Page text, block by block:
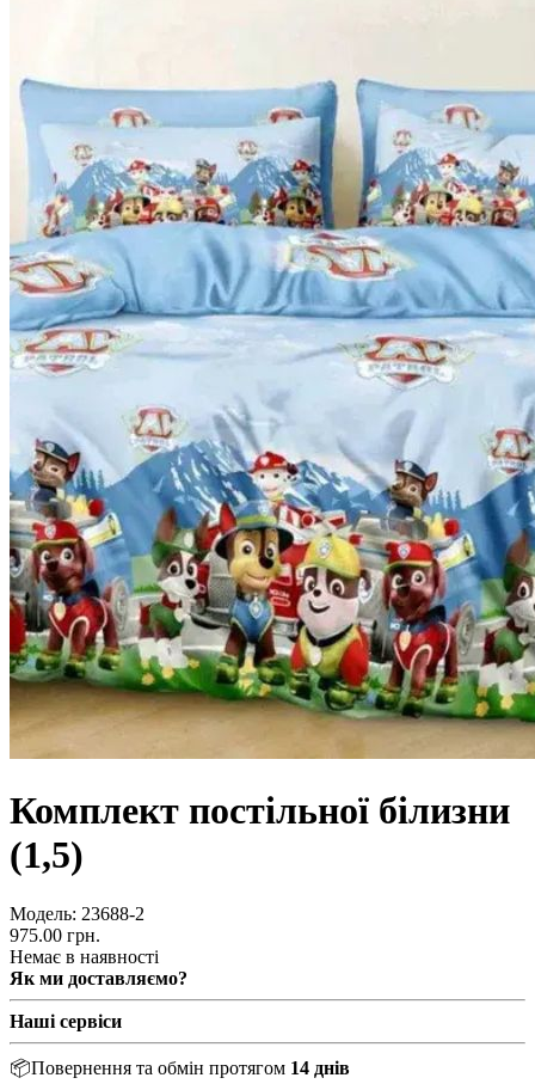
Комплект постільної білизни
(1,5)
Модель: 23688-2
975.00 грн.
Немає в наявності
Як ми доставляємо?
Наші сервіси
📦Повернення та обмін протягом 14 днів